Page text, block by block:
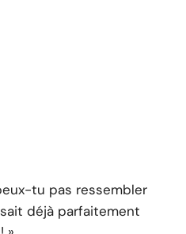
tu pas ressembler
déjà parfaitement